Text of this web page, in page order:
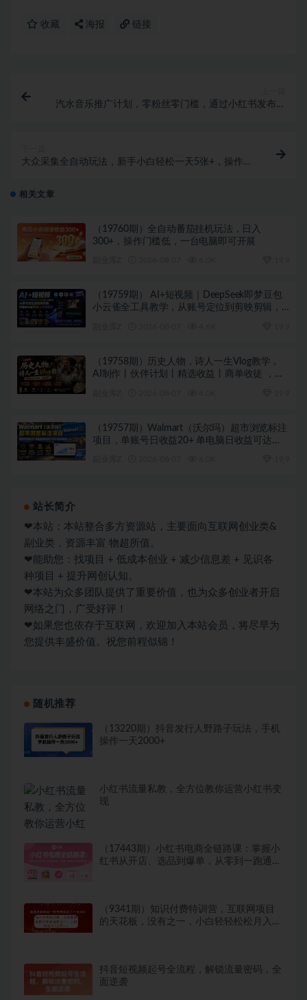
收藏 海报 链接
汽水音乐推广计划，零粉丝零门槛，通过小红书发布笔
大众采集全自动玩法，新手小白轻松一天5张+，操作简
相关文章
（19760期）全自动番茄挂机玩法，日入
300+，操作门槛低，一台电脑即可开展
（19759期） AI+短视频｜DeepSeek即梦豆包
小云雀全工具教学，从账号定位到剪映剪辑，
（19758期）历史人物，诗人一生Vlog教学，
AI制作丨伙伴计划丨精选收益丨商单收徒 ，新
（19757期）Walmart（沃尔玛）超市浏览标注
项目，单账号日收益20+ 单电脑日收益可达
站长简介
❤本站：本站整合多方资源站，主要面向互联网创业类&
副业类，资源丰富 物超所值。
❤能助您：找项目 + 低成本创业 + 减少信息差 + 见识各
种项目 + 提升网创认知。
❤本站为众多团队提供了重要价值，也为众多创业者开启
网络之门，广受好评！
❤如果您也依存于互联网，欢迎加入本站会员，将尽早为
您提供丰盛价值。祝您前程似锦！
随机推荐
（13220期）抖音发行人野路子玩法，手机
操作一天2000+
小红书流量私教，全方位教你运营小红书变
现
（17443期）小红书电商全链路课：掌握小
红书从开店、选品到爆单，从零到一跑通小
（9341期）知识付费特训营，互联网项目
的天花板，没有之一，小白轻轻松松月入三
抖音短视频起号全流程，解锁流量密码，全
面逆袭